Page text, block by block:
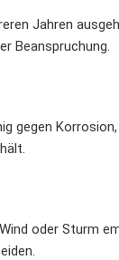
Jahren
Beanspruchung.
gegen
oder Sturm